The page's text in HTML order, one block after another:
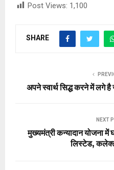
Post Views: 1,100
SHARE
अपने स्वार्थ सिद्ध करने में लगे
NEXT
मुख्यमंत्री कन्यादान योजना में
लिस्टेड,